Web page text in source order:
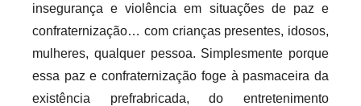
insegurança e violência em situações de paz e
confraternização… com crianças presentes, idosos,
mulheres, qualquer pessoa. Simplesmente porque
essa paz e confraternização foge à pasmaceira da
existência prefrabricada, do entretenimento